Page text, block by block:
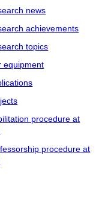
news
achievements
topics
equipment
procedure at
procedure at